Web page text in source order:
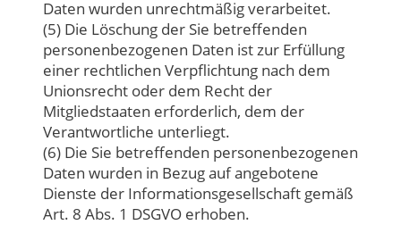
Daten wurden unrechtmäßig verarbeitet.
(5) Die Löschung der Sie betreffenden
personenbezogenen Daten ist zur Erfüllung
einer rechtlichen Verpflichtung nach dem
Unionsrecht oder dem Recht der
Mitgliedstaaten erforderlich, dem der
Verantwortliche unterliegt.
(6) Die Sie betreffenden personenbezogenen
Daten wurden in Bezug auf angebotene
Dienste der Informationsgesellschaft gemäß
Art. 8 Abs. 1 DSGVO erhoben.